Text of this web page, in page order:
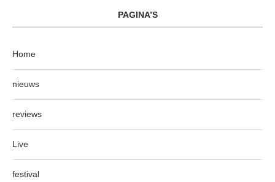
PAGINA’S
Home
nieuws
reviews
Live
festival